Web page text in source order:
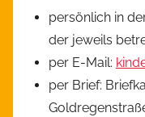
persönlich in
der jeweils
per E-Mail:
per Brief: